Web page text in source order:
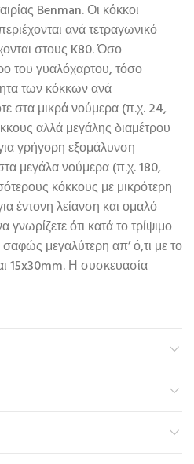
Benman. Οι κόκκοι
ανά τετραγωνικό
στους K80. Όσο
του γυαλόχαρτου, τόσο
των κόκκων ανά
στα μικρά νούμερα (π.χ. 24,
αλλά μεγάλης διαμέτρου
γρήγορη εξομάλυνση
μεγάλα νούμερα (π.χ. 180,
κόκκους με μικρότερη
έντονη λείανση και ομαλό
γνωρίζετε ότι κατά το τρίψιμο
σαφώς μεγαλύτερη απ’ ό,τι με το
15x30mm. Η συσκευασία